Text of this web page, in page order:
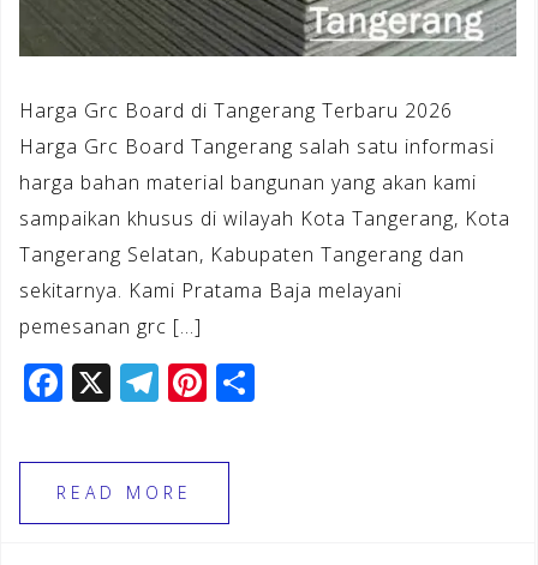
Harga Grc Board di Tangerang Terbaru 2026
Harga Grc Board Tangerang salah satu informasi
harga bahan material bangunan yang akan kami
sampaikan khusus di wilayah Kota Tangerang, Kota
Tangerang Selatan, Kabupaten Tangerang dan
sekitarnya. Kami Pratama Baja melayani
pemesanan grc […]
F
c
e
b
X T
e
gr
a
Pi
te
e
READ MORE